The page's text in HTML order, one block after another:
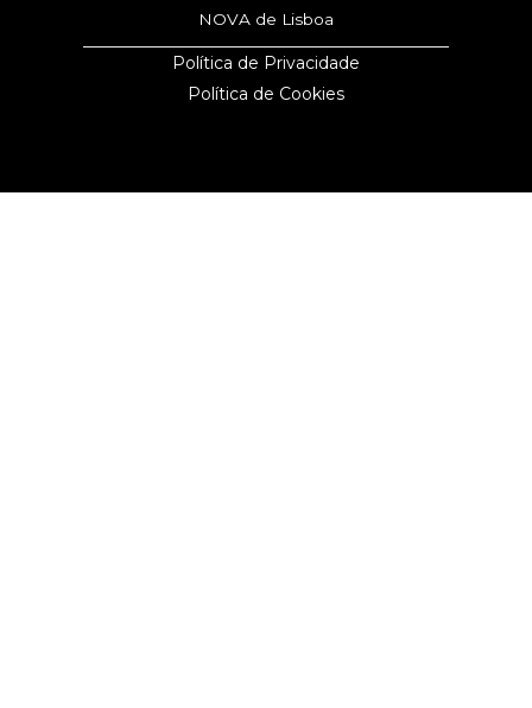
NOVA de Lisboa
Política de Privacidade
Política de Cookies